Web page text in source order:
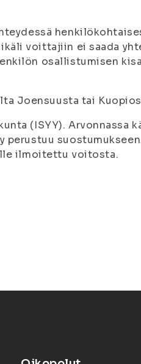
voittajiin ei saada
osallistumisen
Joensuusta tai
(ISYY). Arvonnassa
ilmoitettu voitosta.